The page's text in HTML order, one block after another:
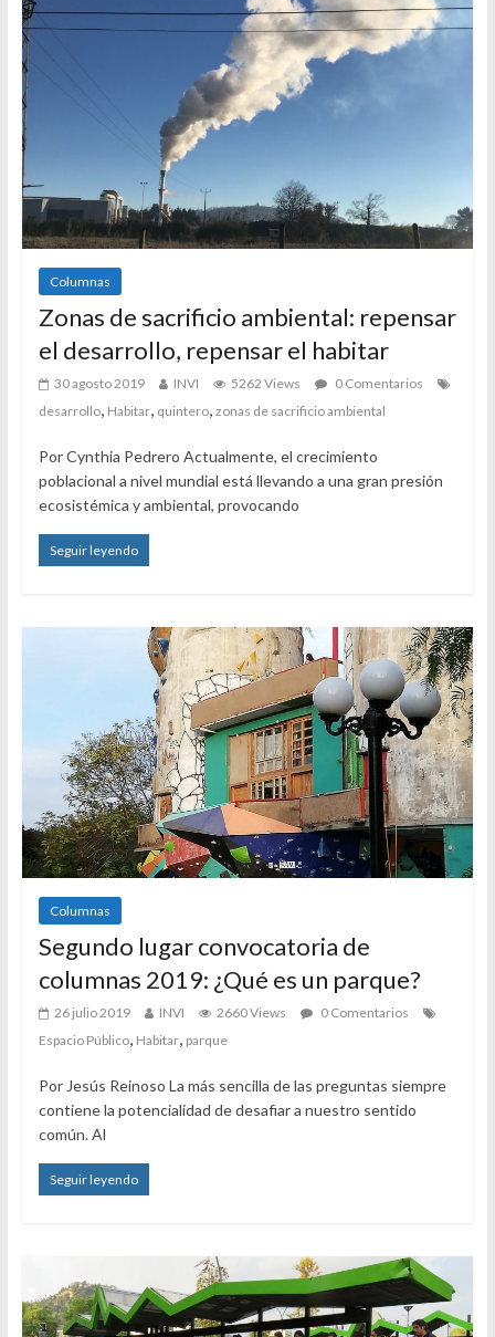
Columnas
Zonas de sacrificio ambiental: repensar
el desarrollo, repensar el habitar
30 agosto 2019 INVI 5262 Views
0 Comentarios
desarrollo, Habitar, quintero, zonas de sacrificio ambiental
Por Cynthia Pedrero Actualmente, el crecimiento
poblacional a nivel mundial está llevando a una gran presión
ecosistémica y ambiental, provocando
Seguir leyendo
Columnas
Segundo lugar convocatoria de
columnas 2019: ¿Qué es un parque?
26 julio 2019 INVI 2660 Views
0 Comentarios
Espacio Público, Habitar, parque
Por Jesús Reinoso La más sencilla de las preguntas siempre
contiene la potencialidad de desafiar a nuestro sentido
común. Al
Seguir leyendo